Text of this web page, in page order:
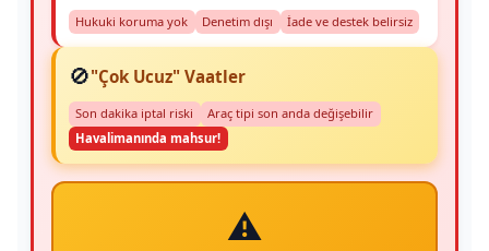
Hukuki koruma yok Denetim dışı İade ve destek belirsiz
🚫"Çok Ucuz" Vaatler
Son dakika iptal riski
Araç tipi son anda değişebilir
Havalimanında mahsur!
⚠️